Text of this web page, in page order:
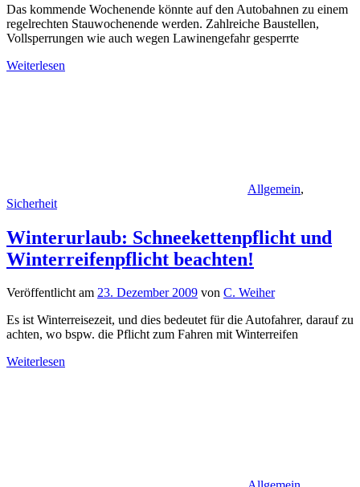
Das kommende Wochenende könnte auf den Autobahnen zu einem
regelrechten Stauwochenende werden. Zahlreiche Baustellen,
Vollsperrungen wie auch wegen Lawinengefahr gesperrte
Weiterlesen
Allgemein,
Sicherheit
Winterurlaub: Schneekettenpflicht und
Winterreifenpflicht beachten!
Veröffentlicht am 23. Dezember 2009 von C. Weiher
Es ist Winterreisezeit, und dies bedeutet für die Autofahrer, darauf zu
achten, wo bspw. die Pflicht zum Fahren mit Winterreifen
Weiterlesen